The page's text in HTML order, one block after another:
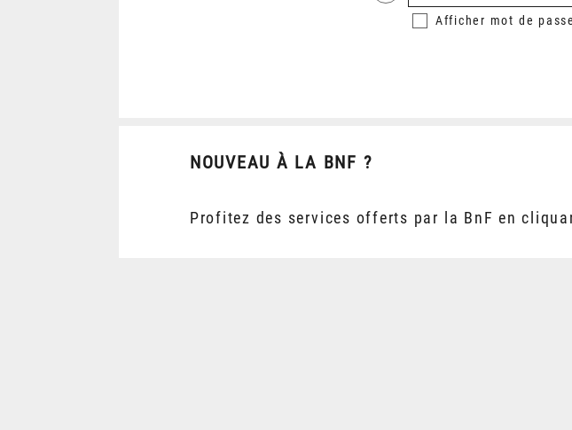
Afficher mot de passe
NOUVEAU À LA BNF ?
Profitez des services offerts par la BnF en